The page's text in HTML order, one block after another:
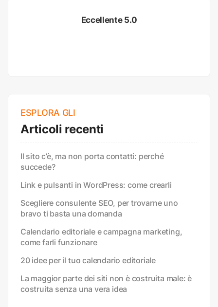
Eccellente 5.0
ESPLORA GLI
Articoli recenti
Il sito c’è, ma non porta contatti: perché
succede?
Link e pulsanti in WordPress: come crearli
Scegliere consulente SEO, per trovarne uno
bravo ti basta una domanda
Calendario editoriale e campagna marketing,
come farli funzionare
20 idee per il tuo calendario editoriale
La maggior parte dei siti non è costruita male: è
costruita senza una vera idea